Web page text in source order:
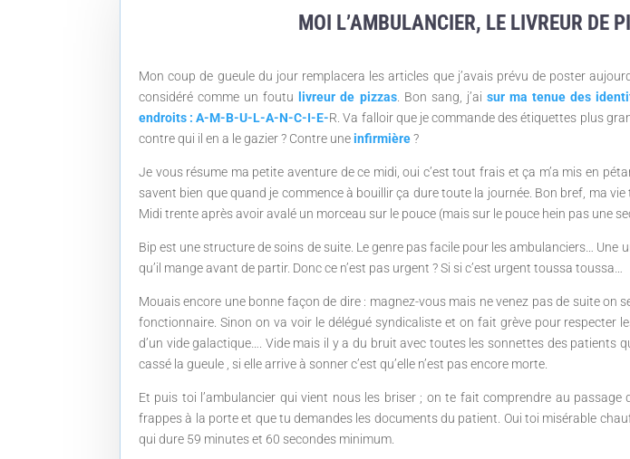
MOI L’AMBULANCIER, LE LIVREUR DE
Mon coup de gueule du jour remplacera les articles que j’avais prévu de poster
considéré comme un foutu
livreur de pizzas. Bon sang, j’ai sur ma tenue des
endroits : A-M-B-U-L-A-N-C-I-E-R. Va falloir que je commande des étiquettes plus
contre qui il en a le gazier ? Contre uneinfirmière?
Je vous résume ma petite aventure de ce midi, oui c’est tout frais et ça m’a mis en
savent bien que quand je commence à bouillir ça dure toute la journée. Bon bref, ma
Midi trente après avoir avalé un morceau sur le pouce (mais sur le pouce hein pas une
Bip est une structure de soins de suite. Le genre pas facile pour les ambulanciers…
qu’il mange avant de partir. Donc ce n’est pas urgent ? Si si c’est urgent toussa toussa…
Mouais encore une bonne façon de dire : magnez-vous mais ne venez pas de suite
fonctionnaire. Sinon on va voir le délégué syndicaliste et on fait grève pour respecter
d’un vide galactique…. Vide mais il y a du bruit avec toutes les sonnettes des
cassé la gueule , si elle arrive à sonner c’est qu’elle n’est pas encore morte.
Et puis toi l’ambulancier qui vient nous les briser ; on te fait comprendre au
frappes à la porte et que tu demandes les documents du patient. Oui toi misérable
qui dure 59 minutes et 60 secondes minimum.